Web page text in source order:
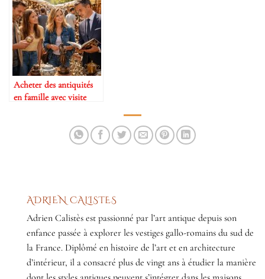
Acheter des antiquités
en famille avec visite
ADRIEN CALISTES
Adrien Calistès est passionné par l’art antique depuis son
enfance passée à explorer les vestiges gallo-romains du sud de
la France. Diplômé en histoire de l’art et en architecture
d’intérieur, il a consacré plus de vingt ans à étudier la manière